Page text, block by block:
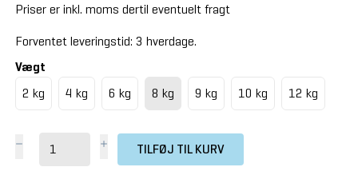
Priser er inkl. moms dertil eventuelt fragt
Forventet leveringstid: 3 hverdage.
Vægt
2 kg
4 kg 6 kg 8 kg 9 kg 10 kg 12 kg
TILFØJ TIL KURV